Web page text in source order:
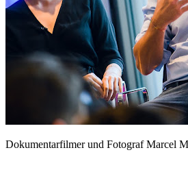
Dokumentarfilmer und Fotograf Marcel